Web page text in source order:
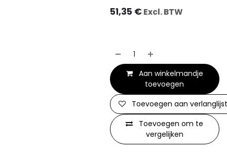
51,35 €Excl. BTW
Aan winkelmandje
toevoegen
Toevoegen om te
vergelijken
Toevoegen aan verlanglijst